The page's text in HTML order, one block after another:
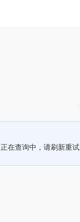
正在查询中，请刷新重试